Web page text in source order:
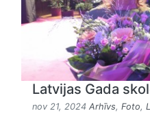
Latvijas Gada
nov 21, 2024 Arhīvs, Foto,